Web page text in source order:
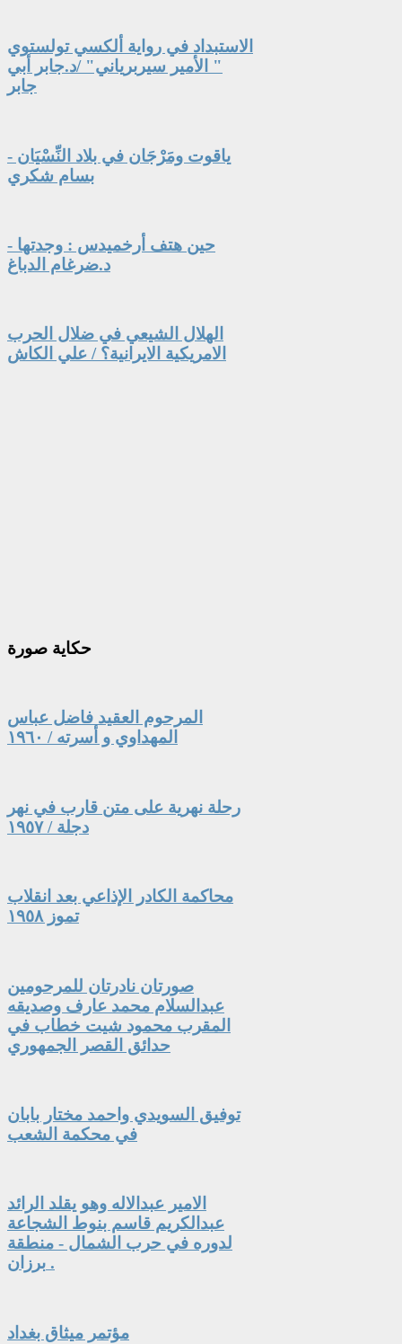
الاستبداد في رواية ألكسي تولستوي
" الأمير سيربرياني" /د.جابر أبي
جابر
ياقوت ومَرْجَان في بلاد النِّسْيَان -
بسام شكري
حين هتف أرخميدس : وجدتها -
د.ضرغام الدباغ
الهلال الشيعي في ضلال الحرب
الامريكية الايرانية؟ / علي الكاش
حكاية صورة
المرحوم العقيد فاضل عباس
المهداوي و أسرته / ١٩٦٠
رحلة نهرية على متن قارب في نهر
دجلة / ١٩٥٧
محاكمة الكادر الإذاعي بعد انقلاب
تموز ١٩٥٨
صورتان نادرتان للمرحومين
عبدالسلام محمد عارف وصديقه
المقرب محمود شيت خطاب في
حدائق القصر الجمهوري
توفيق السويدي واحمد مختار بابان
في محكمة الشعب
الامير عبدالاله وهو يقلد الرائد
عبدالكريم قاسم بنوط الشجاعة
لدوره في حرب الشمال - منطقة
برزان .
مؤتمر ميثاق بغداد